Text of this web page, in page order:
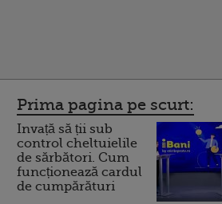
Prima pagina pe scurt:
Invață să ții sub
control cheltuielile
de sărbători. Cum
funcționează cardul
de cumpărături